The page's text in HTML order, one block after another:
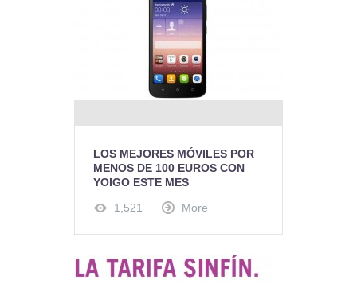
LOS MEJORES MÓVILES POR
MENOS DE 100 EUROS CON
YOIGO ESTE MES
1,521 More